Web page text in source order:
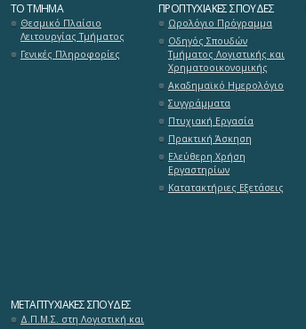
ΤΟ ΤΜΉΜΑ
Θεσμικό Πλαίσιο
Λειτουργίας Τμήματος
Γενικές Πληροφορίες
ΠΡΟΠΤΥΧΙΑΚΈΣ ΣΠΟΥΔΈΣ
Ωρολόγιο Πρόγραμμα
Οδηγός Σπουδών
Τμήματος Λογιστικής και
Χρηματοοικονομικής
Ακαδημαϊκό Ημερολόγιο
Συγγράμματα
Πτυχιακή Εργασία
Πρακτική Άσκηση
Ελεύθερη Χρήση
Εργαστηρίων
Κατατακτήριες Εξετάσεις
ΜΕΤΑΠΤΥΧΙΑΚΈΣ ΣΠΟΥΔΈΣ
Δ.Π.Μ.Σ. στη Λογιστική και